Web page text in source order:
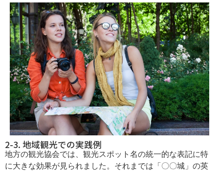
2-3. 地域観光での実践例
地方の観光協会では、観光スポット名の統一的な表記に特
に大きな効果が見られました。それまでは「〇〇城」の英